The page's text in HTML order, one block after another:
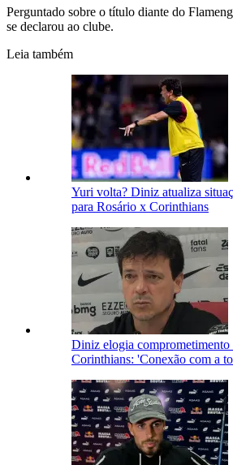
Perguntado sobre o título diante do
se declarou ao clube.
Leia também
Yuri volta? Diniz atualiza
para Rosário x Corinthians
Diniz elogia comprometimento
Corinthians: 'Conexão com a